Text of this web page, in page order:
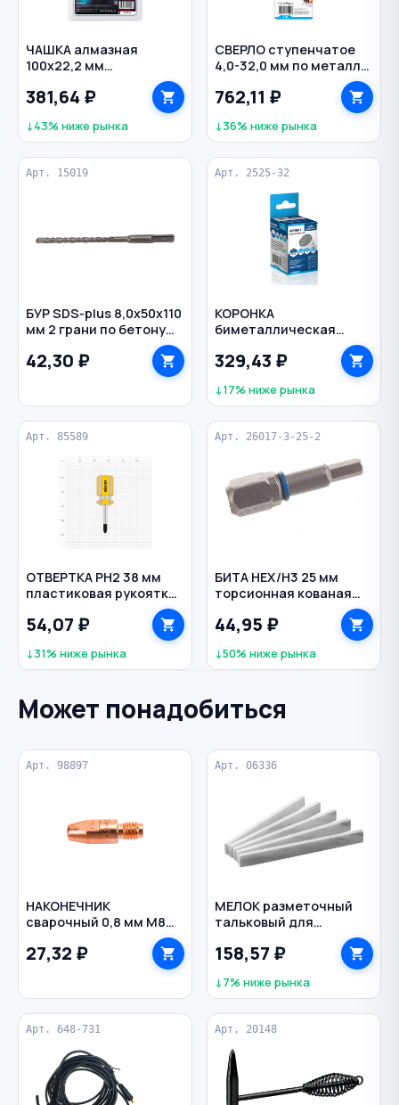
ЧАШКА алмазная
100х22,2 мм
сегментная REDCHILI
381,64 ₽
↓43% ниже рынка
СВЕРЛО ступенчатое
4,0-32,0 мм по металлу
цилиндр VERTEXTOOLS
762,11 ₽
↓36% ниже рынка
Арт. 15019
БУР SDS-plus 8,0х50х110
мм 2 грани по бетону
42,30 ₽
Арт. 2525-32
КОРОНКА
биметаллическая
32х38 мм по металлу
1/2'' VERTEXTOOLS
329,43 ₽
↓17% ниже рынка
Арт. 85589
ОТВЕРТКА PH2 38 мм
пластиковая рукоятка
магнитный наконечник
Стандарт BIBER
54,07 ₽
↓31% ниже рынка
Арт. 26017-3-25-2
БИТА HEX/H3 25 мм
торсионная кованая
магнитная С1/4" ЗУБР
44,95 ₽
↓50% ниже рынка
Может понадобиться
Арт. 98897
НАКОНЕЧНИК
сварочный 0,8 мм М8
MS ICU0005-08 СВАРОГ
27,32 ₽
Арт. 06336
МЕЛОК разметочный
тальковый для
сварщика 5 шт ЗУБР
158,57 ₽
↓7% ниже рынка
Арт. 648-731 Арт. 20148